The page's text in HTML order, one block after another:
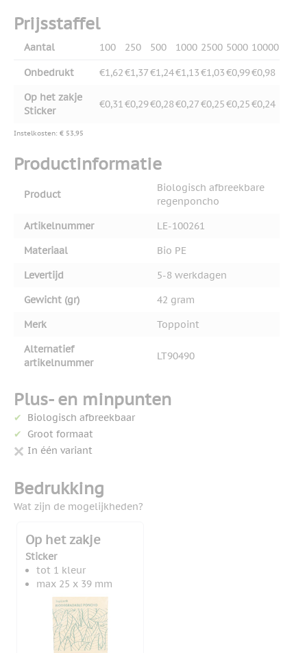
Prijsstaffel
Aantal 100 250 500 1000 2500 5000 10000
Onbedrukt €1,62€1,37€1,24€1,13€1,03€0,99€0,98
Op het zakje
Sticker
€0,31€0,29€0,28€0,27€0,25€0,25€0,24
Instelkosten: € 53,95
Productinformatie
Product
Biologisch afbreekbare
regenponcho
Artikelnummer
LE-100261
Materiaal
Bio PE
Levertijd
5-8 werkdagen
Gewicht (gr)
42 gram
Merk
Toppoint
Alternatief
artikelnummer
LT90490
Plus- en minpunten
Biologisch afbreekbaar
Groot formaat
In één variant
Bedrukking
Wat zijn de mogelijkheden?
Op het zakje
Sticker
tot 1 kleur
max 25 x 39 mm